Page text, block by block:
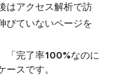
はアクセス解析で訪
びていないページを
「完了率100%なのに
スです。